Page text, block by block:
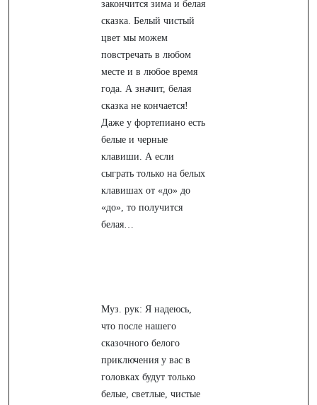
закончится зима и белая
сказка. Белый чистый
цвет мы можем
повстречать в любом
месте и в любое время
года. А значит, белая
сказка не кончается!
Даже у фортепиано есть
белые и черные
клавиши. А если
сыграть только на белых
клавишах от «до» до
«до», то получится
белая…
Муз. рук: Я надеюсь,
что после нашего
сказочного белого
приключения у вас в
головках будут только
белые, светлые, чистые